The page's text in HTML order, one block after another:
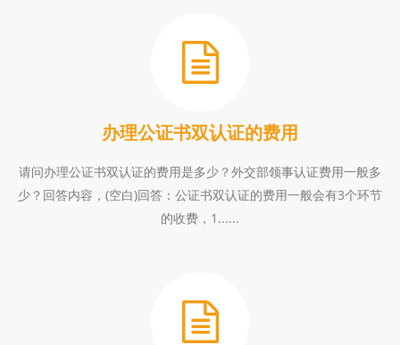
办理公证书双认证的费用
请问办理公证书双认证的费用是多少？外交部领事认证费用一般多
少？回答内容，(空白)回答：公证书双认证的费用一般会有3个环节
的收费，1......